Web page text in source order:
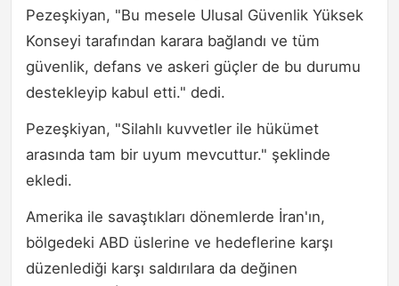
Pezeşkiyan, "Bu mesele Ulusal Güvenlik Yüksek
Konseyi tarafından karara bağlandı ve tüm
güvenlik, defans ve askeri güçler de bu durumu
destekleyip kabul etti." dedi.
Pezeşkiyan, "Silahlı kuvvetler ile hükümet
arasında tam bir uyum mevcuttur." şeklinde
ekledi.
Amerika ile savaştıkları dönemlerde İran'ın,
bölgedeki ABD üslerine ve hedeflerine karşı
düzenlediği karşı saldırılara da değinen